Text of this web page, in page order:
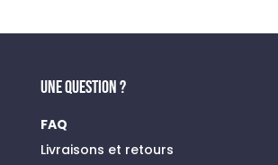
était :
est :
UNE QUESTION ?
FAQ
Livraisons et retours